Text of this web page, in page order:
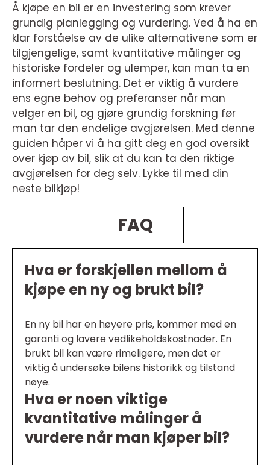
Å kjøpe en bil er en investering som krever
grundig planlegging og vurdering. Ved å ha en
klar forståelse av de ulike alternativene som er
tilgjengelige, samt kvantitative målinger og
historiske fordeler og ulemper, kan man ta en
informert beslutning. Det er viktig å vurdere
ens egne behov og preferanser når man
velger en bil, og gjøre grundig forskning før
man tar den endelige avgjørelsen. Med denne
guiden håper vi å ha gitt deg en god oversikt
over kjøp av bil, slik at du kan ta den riktige
avgjørelsen for deg selv. Lykke til med din
neste bilkjøp!
FAQ
Hva er forskjellen mellom å
kjøpe en ny og brukt bil?
En ny bil har en høyere pris, kommer med en
garanti og lavere vedlikeholdskostnader. En
brukt bil kan være rimeligere, men det er
viktig å undersøke bilens historikk og tilstand
nøye.
Hva er noen viktige
kvantitative målinger å
vurdere når man kjøper bil?